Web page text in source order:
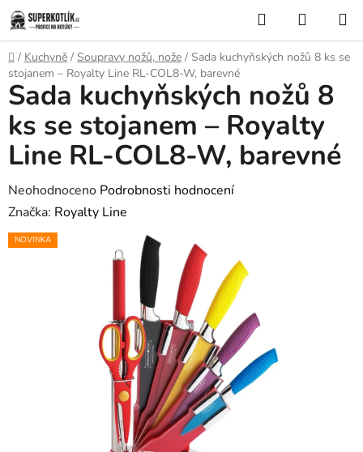
Přejít
na
obsah
Hledat
KOŠÍK
Domů
/ Kuchyně / Soupravy nožů, nože / Sada kuchyňských nožů 8 ks se
stojanem – Royalty Line RL-COL8-W, barevné
Sada kuchyňských nožů 8
ks se stojanem – Royalty
Line RL-COL8-W, barevné
Průměrné
hodnocení
produktu
Neohodnoceno Podrobnosti hodnocení
Značka: Royalty Line
NOVINKA